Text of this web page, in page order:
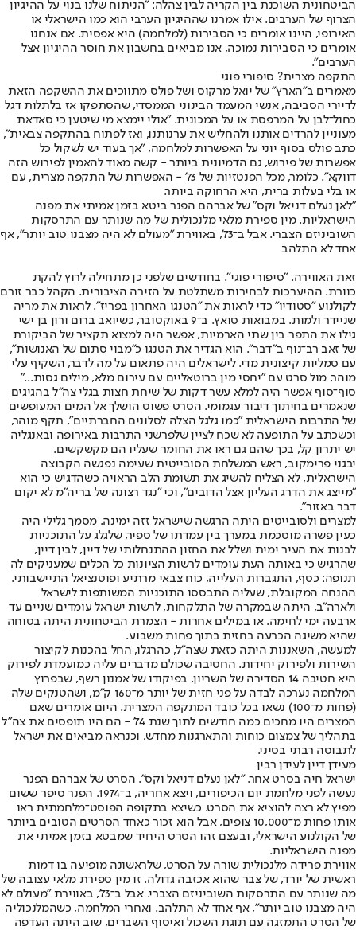
הביטחונית השוכנת בין הקריה לבין צהלה: "הניתוח שלנו בנוי על ההיגיון
הצרוף של הערבים. אילו אמרנו שההיגיון הערבי הוא כמו הישראלי או
האירופי, היינו אומרים כי הסבירות (למלחמה) היא אפסית. אם אנחנו
אומרים כי הסבירות נמוכה, אנו מביאים בחשבון את חוסר ההיגיון אצל
הערבים".
התקפה מצרית? סיפורי פוגי
מאמרים ב"הארץ" של יואל מרקוס ושל פולס מתווכים את ההשקפה הזאת
לדיירי הסביבה, אנשי המעמד הבינוני הממסדי, שהסתפקו אז בלתלות דגל
כחול־לבן על המרפסת או על המכונית. "אולי יימצא מי שיטען כי סאדאת
מעוניין להרדים אותנו ולהחליש את ערנותנו, ואז לפתוח בהתקפה צבאית",
כתב פולס בסוף יוני על האפשרות למלחמה, "אך בעוד יש לשקול כל
אפשרות של פירוש, גם הדמיונית ביותר - קשה מאוד להאמין לפירוש הזה
דווקא". כלומר, מכל הפנטזיות של 73' - האפשרות של התקפה מצרית, עם
או בלי בעלות ברית, היא הרחוקה ביותר.
"לאן נעלם דניאל וקס" של אברהם הפנר ביטא בזמן אמיתי את מפנה
הישראליות. מין ספירת מלאי מלנכולית של מה שנותר עם התרסקות
השוביניזם הצברי. אבל ב־73', באווירת "מעולם לא היה מצבנו טוב יותר", אף
אחד לא התלהב
זאת האווירה. "סיפורי פוגי". בחודשים שלפני כן מתחילה לרוץ להקת
כוורת. ההיערכות לבחירות משתלטת על הזירה הציבורית. הקהל כבר זורם
לקולנוע "סטודיו" כדי לראות את "הטנגו האחרון בפריז". לראות את מריה
שניידר ולמות. במבואות סואץ. ב־9 באוקטובר, כשיואב ברום ורון בן ישי
גילו את התפר בין שתי הארמיות, אפשר היה למצוא תקציר של הביקורת
של זאב רב־נוף ב"דבר". הוא הגדיר את הטנגו כ"מבוי סתום של האנושות",
עם סמליות קיצונית מדי. לישראלים היה פתאום על מה לדבר, השקיף עלי
מוהר, מול סרט עם "יחסי מין ברוטאליים עם עירום מלא, מילים גסות..."
סוף־סוף אפשר היה למלא עשר דקות של שיחת חצות בגלי צה"ל בהגיגים
שנאמרים בחיתוך דיבור עגמומי. הסרט פשוט הושלך אל המים המעופשים
של התרבות הישראלית "כמו גלגל הצלה לסלונים החברתיים", תקף מוהר,
וכשכתב על התופעה לא שכח לציין שלפרשני התרבות באירופה ובאנגליה
יש יתרון קל, בכך שהם גם ראו את החומר שעליו הם מקשקשים.
יבגני פרימקוב, ראש המשלחת הסובייטית שעימה נפגשה הקבוצה
הישראלית, לא הצליח להשיג את תשומת הלב הראויה כשהדגיש כי הוא
"מייצג את הדרג העליון אצל הדובים", וכי "נגד רצונה של בריה"מ לא יקום
דבר באזור".
למצרים ולסובייטים היתה הרגשה שישראל זזה ימינה. מסמך גלילי היה
כעין פשרה מוסכמת במערך בין עמדתו של ספיר, שלגלג על התוכניות
לבנות את העיר ימית ושלל את החזון ההתנחלותי של דיין, לבין דיין,
שהרגיש כי באותה העת עומדים לרשות הציונות כל הכלים שמעניקים לה
תנופה: כסף, התגברות העלייה, כוח צבאי מרתיע ופוטנציאל התיישבותי.
ההנחה המקובלת, שעליה התבססו התוכניות המשותפות לישראל
ולארה"ב, היתה שבמקרה של התלקחות, לרשות ישראל עומדים שניים עד
ארבעה ימי לחימה. או במילים אחרות - הצמרת הביטחונית היתה בטוחה
שהיא משיגה הכרעה בחזית בתוך פחות משבוע.
למעשה, השאננות היתה כזאת שצה"ל, כהרגלו, החל בהכנות לקיצור
השירות ולפירוק יחידות. החטיבה שכולם מדברים עליה כמועמדת לפירוק
היא חטיבה 14 הסדירה של השריון, בפיקודו של אמנון רשף, שבפרוץ
המלחמה נערכה לבדה על פני חזית של יותר מ־160 ק"מ, ושהטנקים שלה
(פחות מ־100) נשאו בכל כובד המתקפה המצרית. היום אומרים שאם
המצרים היו מחכים כמה חודשים לתוך שנת 74' - הם היו תופסים את צה"ל
בתהליך של צמצום כוחות והתארגנות מחדש, וכנראה מביאים את ישראל
לתבוסה רבתי בסיני.
מעידן דיין לעידן רבין
ישראל חיה בסרט אחר. "לאן נעלם דניאל וקס". הסרט של אברהם הפנר
נעשה לפני מלחמת יום הכיפורים, ויצא אחריה, ב־1974. הפנר סיפר ששום
מפיץ לא רצה להוציא את הסרט. כשיצא בתקופה הפוסט־מלחמתית ראו
אותו פחות מ־10,000 צופים, אבל הוא זכור כאחד הסרטים הטובים ביותר
של הקולנוע הישראלי, ובעצם זהו הסרט היחיד שמבטא בזמן אמיתי את
מפנה הישראליות.
אווירת פרידה מלנכולית שורה על הסרט, שלראשונה מופיעה בו דמות
ראשית של יורד, של צבר שהוא אכזבה גדולה. זו מין ספירת מלאי עצובה של
מה שנותר עם התרסקות השוביניזם הצברי. אבל ב־73', באווירת "מעולם לא
היה מצבנו טוב יותר", אף אחד לא התלהב. ואחרי המלחמה, כשהמלנכוליה
של הסרט התמזגה עם תוגת השכול ואיסוף השברים, שוב היתה העדפה